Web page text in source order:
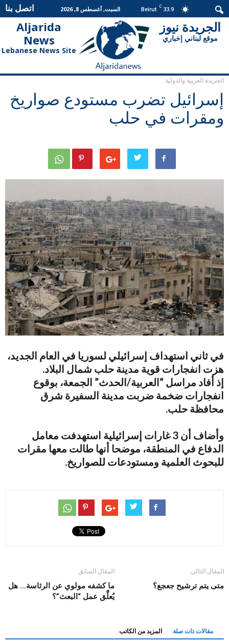
33.9
C
Beirut السبت, أغسطس 8, 2026 اتصل بنا
Aljarida
News
Lebanese News Site
الجريدة
نيوز
الجريدة نيوز
موقع لبناني إخباري
الجريدة العربية والدولية
إسرائيل تضرب مستودع صواريخ
ومقرات في حلب
في ثاني استهداف إسرائيلي لسوريا في العام الجديد،
هزت انفجارات قوية مدينة حلب شمال البلاد.
إذ أفاد مراسل “العربية/الحدث” الجمعة، بوقوع
انفجارات ضخمة ضربت مدينة السفيرة شرق
محافظة حلب.
وأضاف أن 3 غارات إسرائيلية استهدفت معامل
الدفاع في المنطقة، موضحا أنها طالت معها مقرات
للبحوث العلمية ومستودعات للصواريخ.
المقال السابق
ما كشفه مولوي عن الرئاسة… هل
يُعلَّق عمل “البعث”؟
المقال التالى
متى يتم ترشيح جعجع؟
مقالات ذات صلة المزيد من الكاتب